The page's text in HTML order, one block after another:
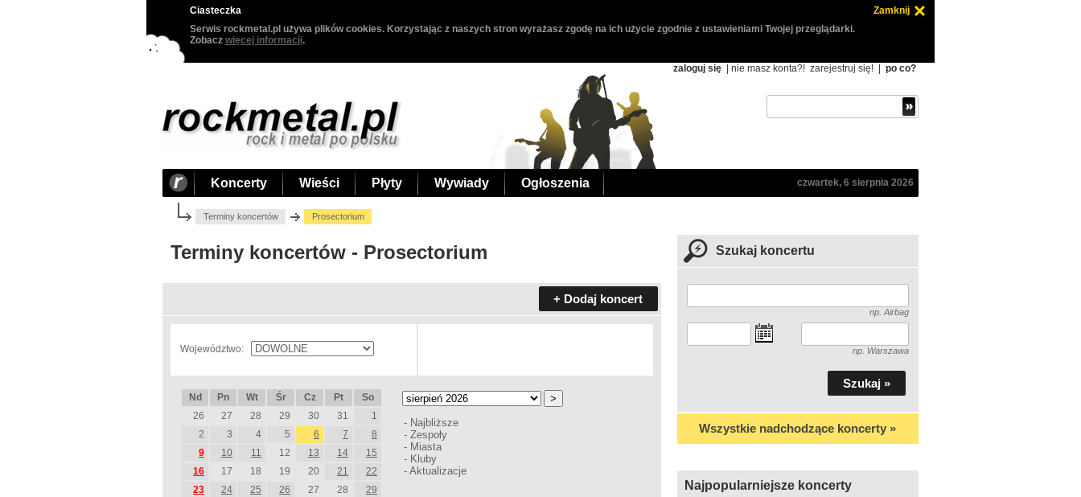
Ciasteczka
Zamknij
Serwis rockmetal.pl używa plików cookies. Korzystając z naszych stron wyrażasz zgodę na ich użycie zgodnie z ustawieniami Twojej przeglądarki.
Zobacz więcej informacji.
zaloguj się | nie masz konta?! zarejestruj się! po co?
Koncerty Wieści Płyty Wywiady Ogłoszenia czwartek, 6 sierpnia 2026
Terminy koncertów Prosectorium
Terminy koncertów - Prosectorium
+ Dodaj koncert
Województwo:
Nd Pn Wt Śr Cz Pt
So
26
27 28 29 30 31
1
2
3 4 5 6 7
8
9
10 11 12 13 14
15
16
17 18 19 20 21
22
23
24 25 26 27 28
29
- Najbliższe
- Zespoły
- Miasta
- Kluby
- Aktualizacje
Szukaj koncertu
np. Airbag
np. Warszawa
Wszystkie nadchodzące koncerty »
Najpopularniejsze koncerty